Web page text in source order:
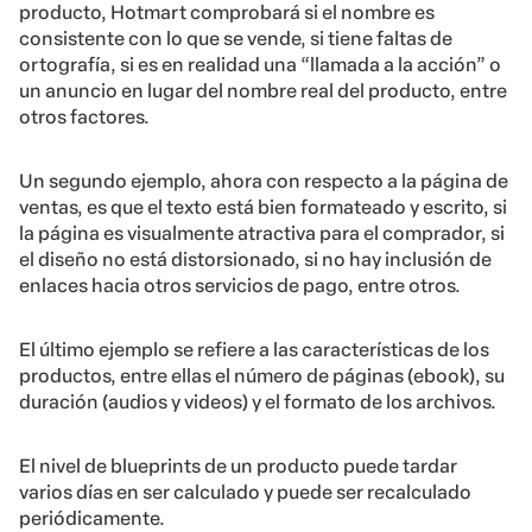
producto, Hotmart comprobará si el nombre es
consistente con lo que se vende, si tiene faltas de
ortografía, si es en realidad una “llamada a la acción” o
un anuncio en lugar del nombre real del producto, entre
otros factores.
Un segundo ejemplo, ahora con respecto a la página de
ventas, es que el texto está bien formateado y escrito, si
la página es visualmente atractiva para el comprador, si
el diseño no está distorsionado, si no hay inclusión de
enlaces hacia otros servicios de pago, entre otros.
El último ejemplo se refiere a las características de los
productos, entre ellas el número de páginas (ebook), su
duración (audios y videos) y el formato de los archivos.
El nivel de blueprints de un producto puede tardar
varios días en ser calculado y puede ser recalculado
periódicamente.